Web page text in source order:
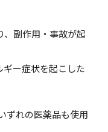
、副作用・事故が起
ギー症状を起こした
ずれの医薬品も使用